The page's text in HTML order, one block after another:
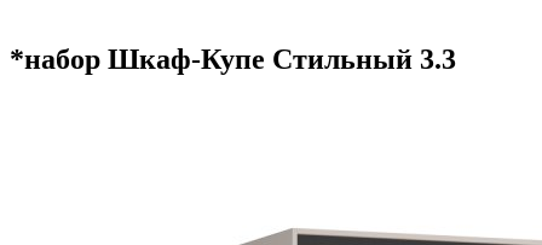
*набор Шкаф-Купе Стильный 3.3